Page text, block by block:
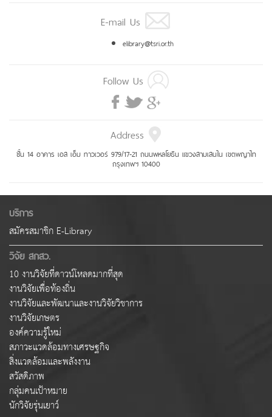
E-mail Us
elibrary@tsri.or.th
Follow Us
Address
ชั้น 14 อาคาร เอส เอ็ม ทาวเวอร์ 979/17-21 ถนนพหลโยธิน แขวงสามเสนใน เขตพญาไท
กรุงเทพฯ 10400
บริการ
สมัครสมาชิก E-Library
วิจัย สกสว.
10 งานวิจัยที่ดาวน์โหลดมากที่สุด
งานวิจัยเพื่อท้องถิ่น
งานวิจัยและพัฒนาและงานวิจัยวิชาการ
งานวิจัยเกษตร
องค์ความรู้ใหม่
สภาวะแวดล้อมทางเศรษฐกิจ
สิ่งแวดล้อมและพลังงาน
สวัสดิภาพ
กลุ่มคนเป้าหมาย
นักวิจัยรุ่นเยาว์